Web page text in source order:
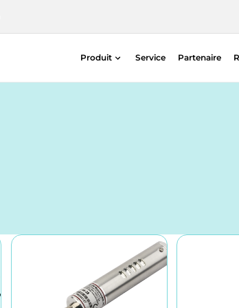
Produit Service Partenaire